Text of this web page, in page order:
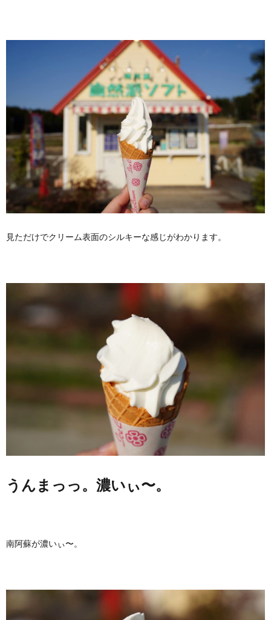
見ただけでクリーム表面のシルキーな感じがわかります。
うんまっっ。濃いぃ〜。
南阿蘇が濃いぃ〜。